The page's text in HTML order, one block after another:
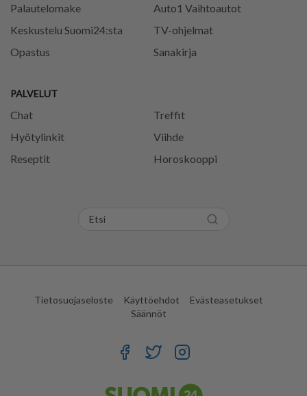
Palautelomake
Keskustelu Suomi24:sta
Opastus
PALVELUT
Chat
Treffit
Hyötylinkit
Viihde
Reseptit
Horoskooppi
Auto1 Vaihtoautot
TV-ohjelmat
Sanakirja
Tietosuojaseloste Käyttöehdot
Evästeasetukset
Säännöt